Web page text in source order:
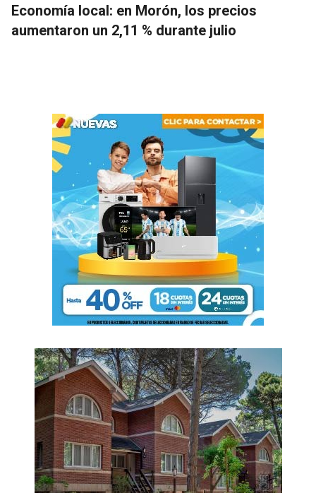
Economía local: en Morón, los precios
aumentaron un 2,11 % durante julio